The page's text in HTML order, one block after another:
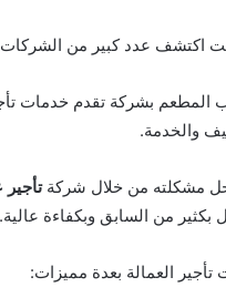
اكتشف عدد كبير من
والخدمة.
مشكلته من خلال شركةتأجير
من السابق وبكفاءة عالية.
العمالة بعدة مميزات: